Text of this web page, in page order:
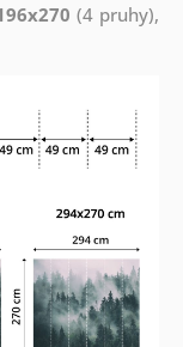
(4 pruhy),